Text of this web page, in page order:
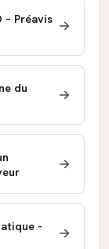
– Préavis
du
-